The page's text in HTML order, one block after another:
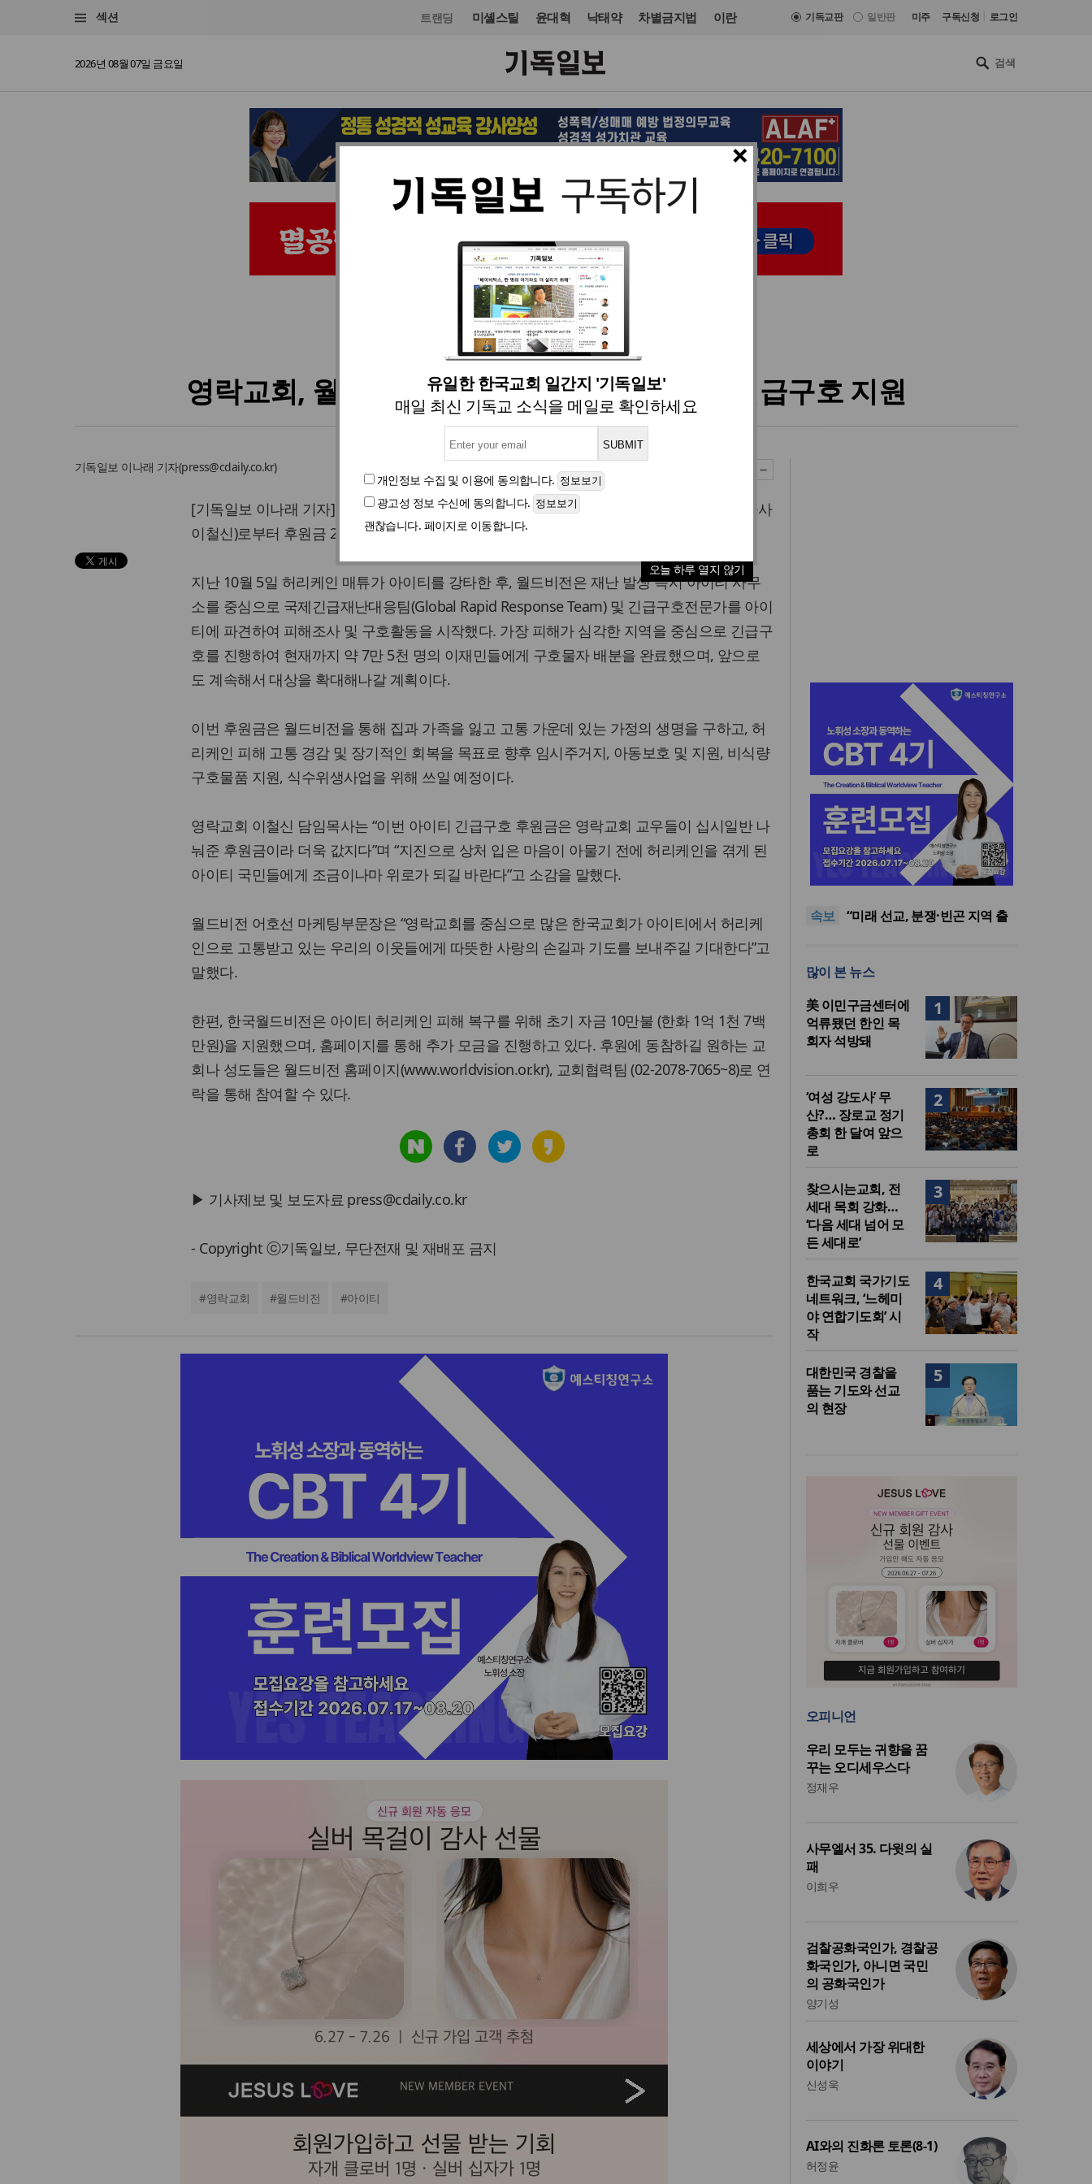
섹션 트랜딩 미셸스틸 윤대혁 낙태약 차별금지법 이란 기독교판 일반판 미주 구독신청 로그인
2026년 08월 07일 금요일
×
유일한 한국교회 일간지 '기독일보'
매일 최신 기독교 소식을 메일로 확인하세요
개인정보 수집 및 이용에 동의합니다.
광고성 정보 수신에 동의합니다.
괜찮습니다. 페이지로 이동합니다.
오늘 하루 열지 않기
교회일반 입력 2016. 12. 02 05:53
영락교회, 월드비전과 함께 아이티 허리케인 긴급구호 지원
기독일보 이나래 기자(press@cdaily.co.kr)
[기독일보 이나래 기자] 27일, 국제구호개발NGO 월드비전(회장 양호승)은 영락교회 (담임목사
이철신)로부터 후원금 2천만 원을 아이티 허리케인 매튜 긴급구호 성금으로 전달받았다.
지난 10월 5일 허리케인 매튜가 아이티를 강타한 후, 월드비전은 재난 발생 즉시 아이티 사무
소를 중심으로 국제긴급재난대응팀(Global Rapid Response Team) 및 긴급구호전문가를 아이
티에 파견하여 피해조사 및 구호활동을 시작했다. 가장 피해가 심각한 지역을 중심으로 긴급구
호를 진행하여 현재까지 약 7만 5천 명의 이재민들에게 구호물자 배분을 완료했으며, 앞으로
도 계속해서 대상을 확대해나갈 계획이다.
이번 후원금은 월드비전을 통해 집과 가족을 잃고 고통 가운데 있는 가정의 생명을 구하고, 허
리케인 피해 고통 경감 및 장기적인 회복을 목표로 향후 임시주거지, 아동보호 및 지원, 비식량
구호물품 지원, 식수위생사업을 위해 쓰일 예정이다.
영락교회 이철신 담임목사는 “이번 아이티 긴급구호 후원금은 영락교회 교우들이 십시일반 나
눠준 후원금이라 더욱 값지다”며 “지진으로 상처 입은 마음이 아물기 전에 허리케인을 겪게 된
아이티 국민들에게 조금이나마 위로가 되길 바란다”고 소감을 말했다.
월드비전 어호선 마케팅부문장은 “영락교회를 중심으로 많은 한국교회가 아이티에서 허리케
인으로 고통받고 있는 우리의 이웃들에게 따뜻한 사랑의 손길과 기도를 보내주길 기대한다”고
말했다.
한편, 한국월드비전은 아이티 허리케인 피해 복구를 위해 초기 자금 10만불 (한화 1억 1천 7백
만원)을 지원했으며, 홈페이지를 통해 추가 모금을 진행하고 있다. 후원에 동참하길 원하는 교
회나 성도들은 월드비전 홈페이지(www.worldvision.or.kr), 교회협력팀 (02-2078-7065~8)로 연
락을 통해 참여할 수 있다.
▶ 기사제보 및 보도자료 press@cdaily.co.kr
- Copyright ⓒ기독일보, 무단전재 및 재배포 금지
#영락교회 #월드비전 #아이티
속보
[최원호 목사의 영혼의 양식 63]
말씀은 같은데 왜 열매는 다를
美 이민구금센터에 억류됐던
“미사일 속에서도 복음은 전해
“미래 선교, 분쟁·빈곤 지역 출
발
말씀은 같은데 왜 열매는 다를
美 이민구금센터에 억류됐던
한인 목회자 석방돼
많이 본 뉴스
1
美 이민구금센터에
억류됐던 한인 목
회자 석방돼
2
‘여성 강도사’ 무
산?… 장로교 정기
총회 한 달여 앞으
로
3
찾으시는교회, 전
세대 목회 강화…
‘다음 세대 넘어 모
든 세대로’
4
한국교회 국가기도
네트워크, ‘느헤미
야 연합기도회’ 시
작
5
대한민국 경찰을
품는 기도와 선교
의 현장
오피니언
우리 모두는 귀향을 꿈
꾸는 오디세우스다
정재우
사무엘서 35. 다윗의 실
패
이희우
검찰공화국인가, 경찰공
화국인가, 아니면 국민
의 공화국인가
양기성
세상에서 가장 위대한
이야기
신성욱
AI와의 진화론 토론(8-1)
허정윤